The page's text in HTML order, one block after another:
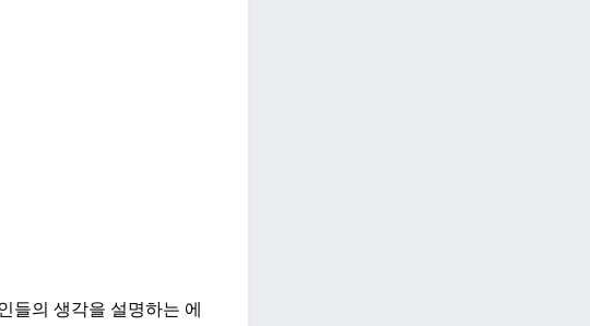
들의 생각을 설명하는 에